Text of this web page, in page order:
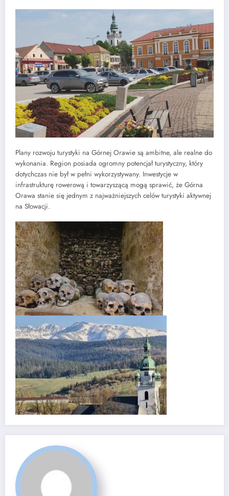
Plany rozwoju turystyki na Górnej Orawie są ambitne, ale realne do
wykonania. Region posiada ogromny potencjał turystyczny, który
dotychczas nie był w pełni wykorzystywany. Inwestycje w
infrastrukturę rowerową i towarzyszącą mogą sprawić, że Górna
Orawa stanie się jednym z najważniejszych celów turystyki aktywnej
na Słowacji.